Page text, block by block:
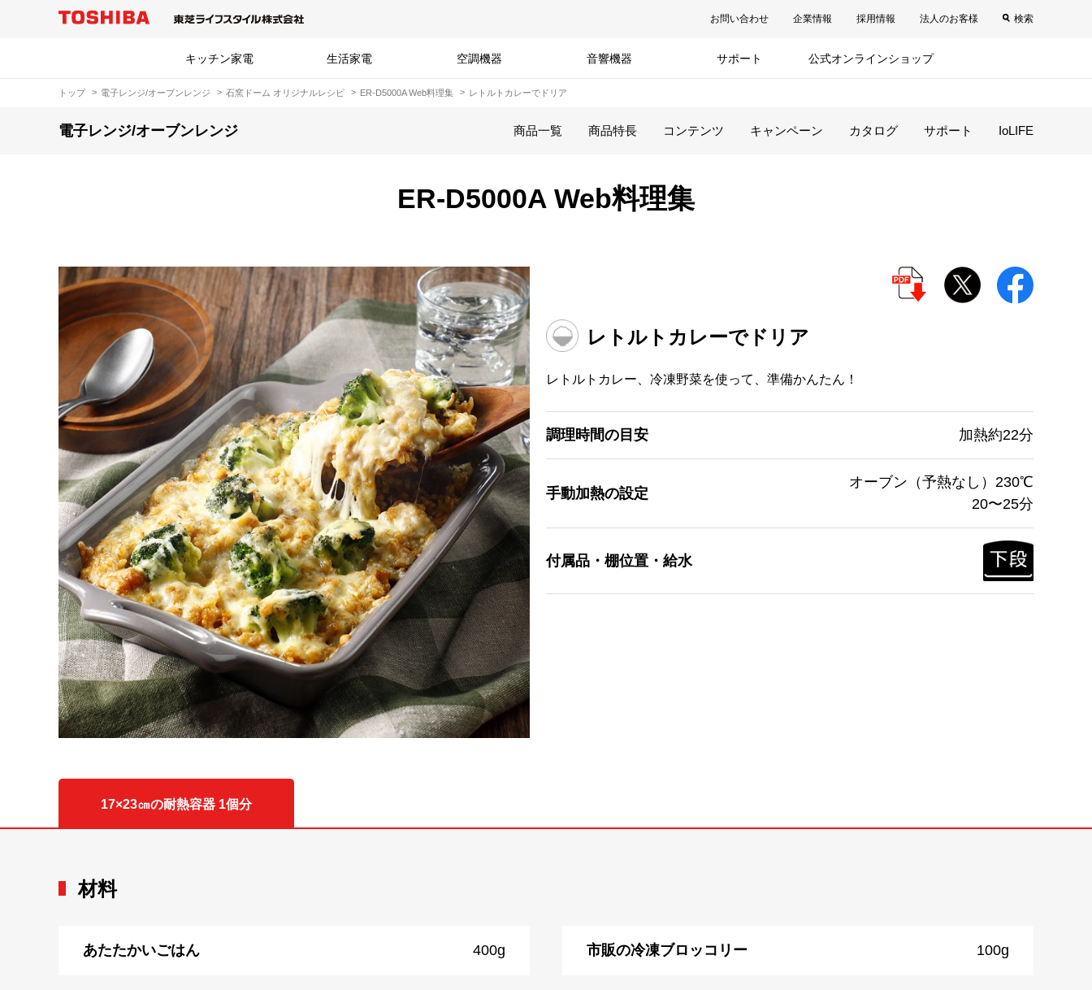
お問い合わせ 企業情報 採用情報 法人のお客様 検索
キッチン家電 生活家電 空調機器 音響機器 サポート 公式オンラインショップ
トップ 電子レンジ/オーブンレンジ 石窯ドーム オリジナルレシピ ER-D5000A Web料理集 レトルトカレーでドリア
電子レンジ/オーブンレンジ 商品一覧 商品特長 コンテンツ キャンペーン カタログ サポート IoLIFE
ER-D5000A Web料理集
レトルトカレーでドリア
レトルトカレー、冷凍野菜を使って、準備かんたん！
調理時間の目安 加熱約22分
手動加熱の設定
オーブン（予熱なし）230℃
20〜25分
付属品・棚位置・給水
17×23㎝の耐熱容器 1個分
材料
あたたかいごはん 400g 市販の冷凍ブロッコリー 100g